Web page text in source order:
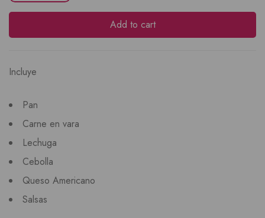
Add to cart
Incluye
Pan
Carne en vara
Lechuga
Cebolla
Queso Americano
Salsas